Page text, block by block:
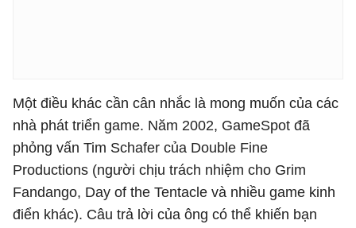
Một điều khác cần cân nhắc là mong muốn của các
nhà phát triển game. Năm 2002, GameSpot đã
phỏng vấn Tim Schafer của Double Fine
Productions (người chịu trách nhiệm cho Grim
Fandango, Day of the Tentacle và nhiều game kinh
điển khác). Câu trả lời của ông có thể khiến bạn